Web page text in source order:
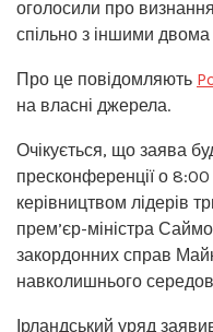
оголосили про
спільно з іншими двома
Про це повідомляють
на власні джерела.
Очікується, що заява
пресконференції о
керівництвом лідерів
прем’єр-міністра
закордонних справ
навколишнього
Ірландський уряд